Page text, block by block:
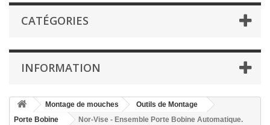
CATÉGORIES
INFORMATION
Montage de mouches
Outils de Montage
Porte Bobine
Nor-Vise - Ensemble Porte Bobine Automatique.